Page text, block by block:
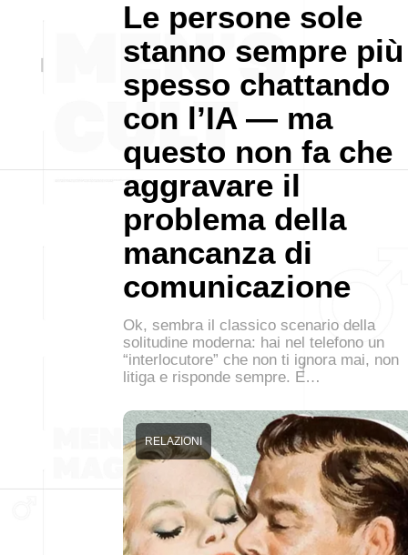
Le persone sole
stanno sempre più
spesso chattando
con l’IA — ma
questo non fa che
aggravare il
problema della
mancanza di
comunicazione
Ok, sembra il classico scenario della
solitudine moderna: hai nel telefono un
“interlocutore” che non ti ignora mai, non
litiga e risponde sempre. E…
RELAZIONI